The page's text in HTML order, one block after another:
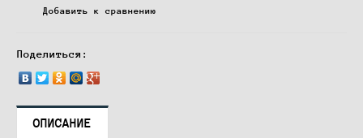
Добавить к сравнению
Поделиться:
ОПИСАНИЕ